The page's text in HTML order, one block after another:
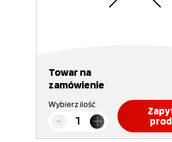
Towar na
zamówienie
Wybierz ilość